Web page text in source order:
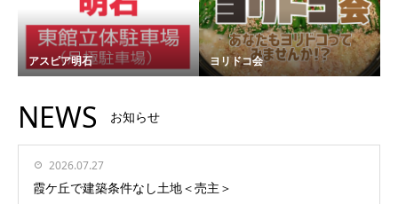
アスピア明石 ヨリドコ会
NEWS お知らせ
2026.07.27
霞ケ丘で建築条件なし土地＜売主＞